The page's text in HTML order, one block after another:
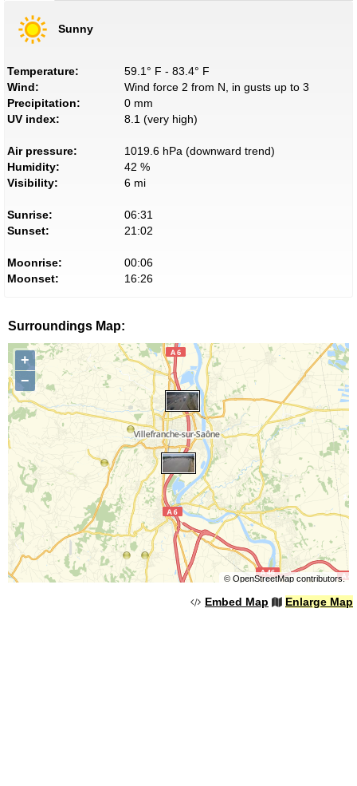
Sunny
Temperature:
59.1° F - 83.4° F
Wind:
Wind force 2 from N, in gusts up to 3
Precipitation:
0 mm
UV index:
8.1 (very high)
Air pressure:
1019.6 hPa (downward trend)
Humidity:
42 %
Visibility:
6 mi
Sunrise:
06:31
Sunset:
21:02
Moonrise:
00:06
Moonset:
16:26
Surroundings Map:
+
−
© OpenStreetMapcontributors.
Embed Map Enlarge Map